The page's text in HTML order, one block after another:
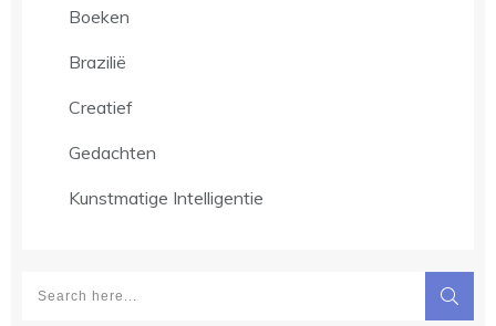
Boeken
Brazilië
Creatief
Gedachten
Kunstmatige Intelligentie